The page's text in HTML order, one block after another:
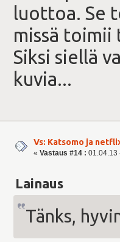
luottoa. Se
missä toimii
Siksi siellä
kuvia...
Vs: Katsomo ja
« Vastaus #14 : 01.04.13
Lainaus
Tänks,